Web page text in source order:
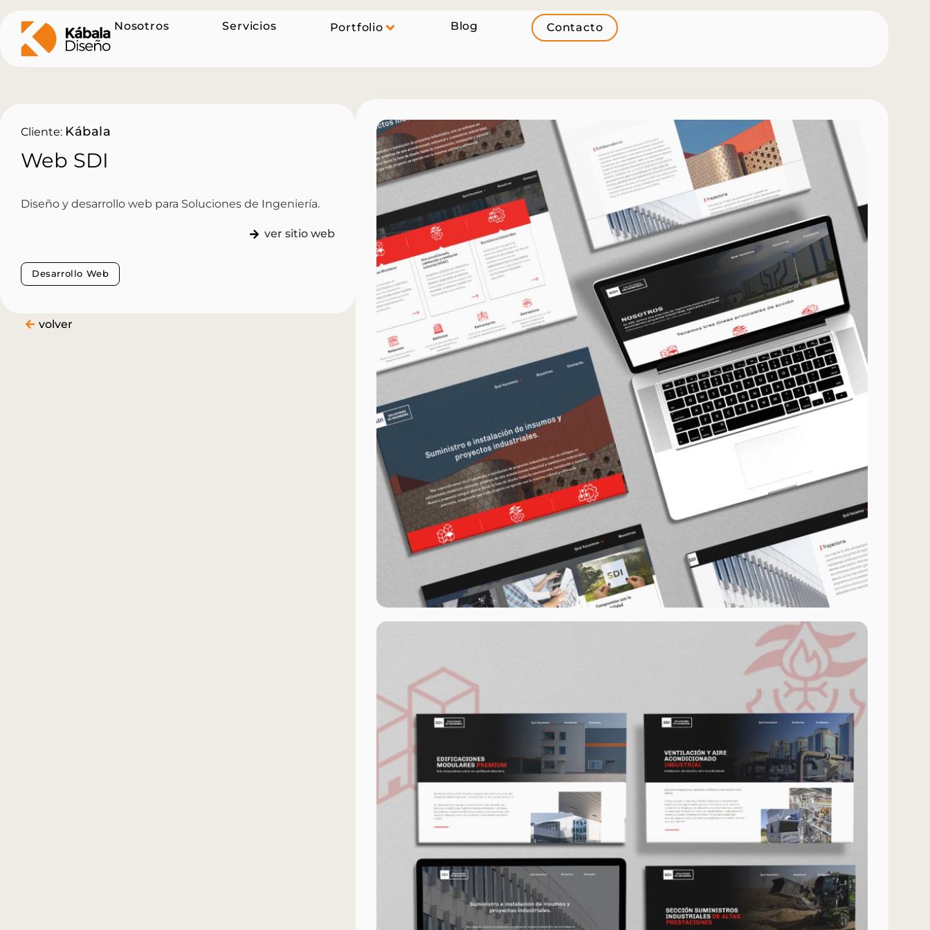
Nosotros Servicios Portfolio Blog Contacto
Cliente: Kábala
Web SDI
Diseño y desarrollo web para Soluciones de Ingeniería.
ver sitio web
Desarrollo Web
volver